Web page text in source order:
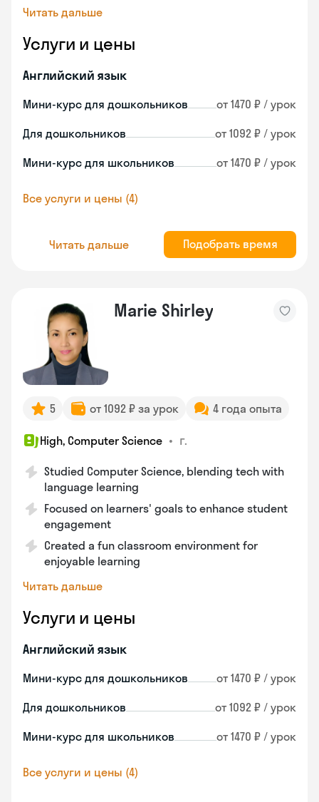
Читать дальше
Услуги и цены
Английский язык
Мини-курс для дошкольников от 1470 ₽ / урок
Для дошкольников от 1092 ₽ / урок
Мини-курс для школьников от 1470 ₽ / урок
Все услуги и цены (4)
Читать дальше Подобрать время
Marie Shirley
5 от 1092 ₽ за урок 4 года опыта
High, Computer Science • г.
Studied Computer Science, blending tech with
language learning
Focused on learners' goals to enhance student
engagement
Created a fun classroom environment for
enjoyable learning
Читать дальше
Услуги и цены
Английский язык
Мини-курс для дошкольников от 1470 ₽ / урок
Для дошкольников от 1092 ₽ / урок
Мини-курс для школьников от 1470 ₽ / урок
Все услуги и цены (4)